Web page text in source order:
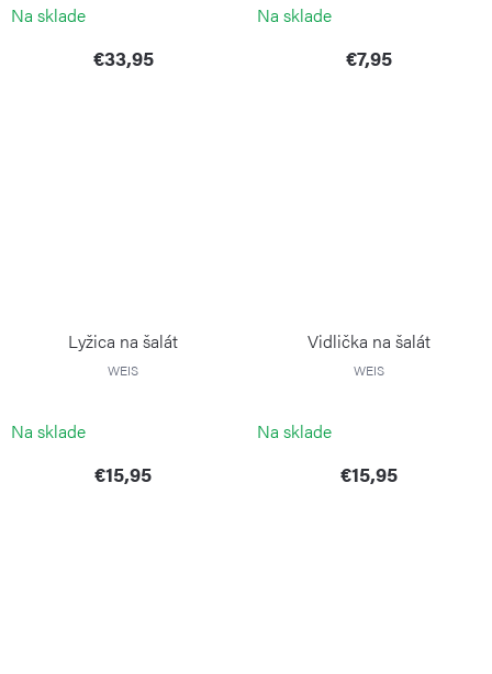
Na sklade
€33,95
Na sklade
€7,95
Lyžica na šalát
WEIS
Na sklade
€15,95
Vidlička na šalát
WEIS
Na sklade
€15,95